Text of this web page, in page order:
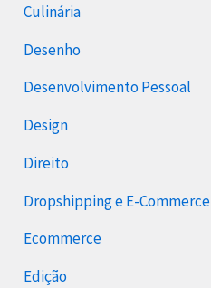
Culinária
Desenho
Desenvolvimento Pessoal
Design
Direito
Dropshipping e E-Commerce
Ecommerce
Edição